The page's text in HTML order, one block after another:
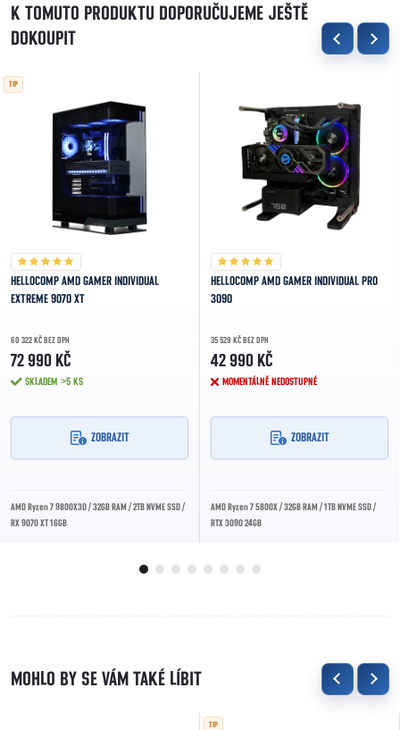
K TOMUTO PRODUKTU DOPORUČUJEME JEŠTĚ
DOKOUPIT
TIP
HELLOCOMP AMD GAMER INDIVIDUAL
EXTREME 9070 XT
60 322 KČ BEZ DPH
72 990 KČ
SKLADEM >5 KS
ZOBRAZIT
AMD Ryzen 7 9800X3D / 32GB RAM / 2TB NVME SSD /
RX 9070 XT 16GB
HELLOCOMP AMD GAMER INDIVIDUAL PRO
3090
35 529 KČ BEZ DPH
42 990 KČ
MOMENTÁLNĚ NEDOSTUPNÉ
ZOBRAZIT
AMD Ryzen 7 5800X / 32GB RAM / 1TB NVME SSD /
RTX 3090 24GB
TIP